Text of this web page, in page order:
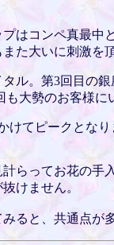
はコンペ真最中
た大いに刺激を
ル。第3回目の
も大勢のお客様
けてピークとな
らってお花の手
けません。
ると、共通点が